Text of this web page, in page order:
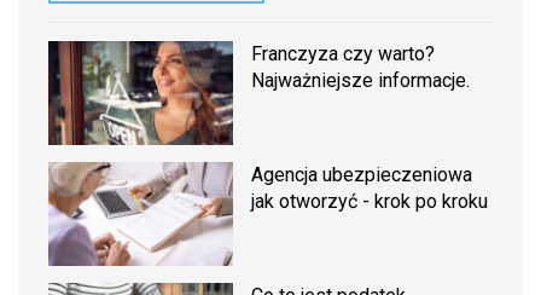
Franczyza czy warto?
Najważniejsze informacje.
Agencja ubezpieczeniowa
jak otworzyć - krok po kroku